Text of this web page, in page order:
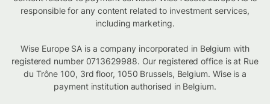
responsible for any content related to investment services,
including marketing.
Wise Europe SA is a company incorporated in Belgium with
registered number 0713629988. Our registered office is at Rue
du Trône 100, 3rd floor, 1050 Brussels, Belgium. Wise is a
payment institution authorised in Belgium.